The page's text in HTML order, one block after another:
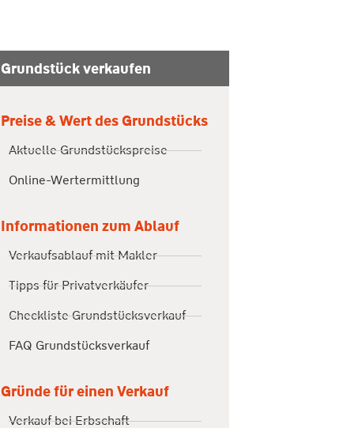
Grundstück verkaufen
Preise & Wert des Grundstücks
Aktuelle Grundstückspreise
Online-Wertermittlung
Informationen zum Ablauf
Verkaufsablauf mit Makler
Tipps für Privatverkäufer
Checkliste Grundstücksverkauf
FAQ Grundstücksverkauf
Gründe für einen Verkauf
Verkauf bei Erbschaft